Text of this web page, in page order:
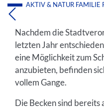
AKTIV & NATUR FAMILIE
Nachdem die
letzten Jahr
eine Möglichkeit zum
anzubieten, befinden
vollem Gange.
Die Becken sind